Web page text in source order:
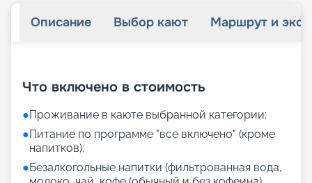
Описание Выбор кают Маршрут и
Что включено в стоимость
●Проживание в каюте выбранной категории;
●Питание по программе "все включено" (кроме
напитков);
●Безалкогольные напитки (фильтрованная вода,